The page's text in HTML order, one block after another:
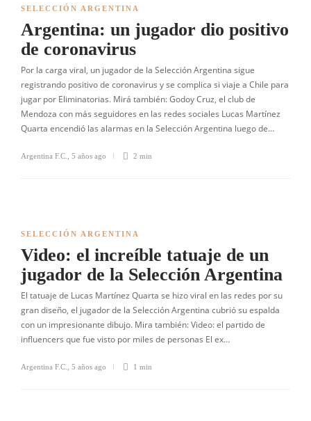
SELECCIÓN ARGENTINA
Argentina: un jugador dio positivo
de coronavirus
Por la carga viral, un jugador de la Selección Argentina sigue
registrando positivo de coronavirus y se complica si viaje a Chile para
jugar por Eliminatorias. Mirá también: Godoy Cruz, el club de
Mendoza con más seguidores en las redes sociales Lucas Martínez
Quarta encendió las alarmas en la Selección Argentina luego de…
Argentina F.C. 5 años ago 2 min
SELECCIÓN ARGENTINA
Video: el increíble tatuaje de un
jugador de la Selección Argentina
El tatuaje de Lucas Martínez Quarta se hizo viral en las redes por su
gran diseño, el jugador de la Selección Argentina cubrió su espalda
con un impresionante dibujo. Mira también: Video: el partido de
influencers que fue visto por miles de personas El ex…
Argentina F.C. 5 años ago 1 min